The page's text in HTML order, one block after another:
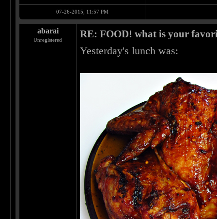
07-26-2015, 11:57 PM
abarai
Unregistered
RE: FOOD! what is your
Yesterday's lunch was: